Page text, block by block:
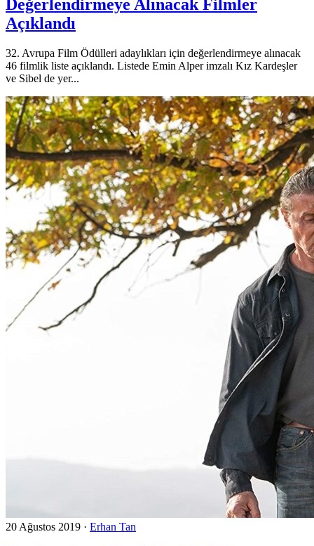
Değerlendirmeye Alınacak Filmler
Açıklandı
32. Avrupa Film Ödülleri adaylıkları için değerlendirmeye alınacak
46 filmlik liste açıklandı. Listede Emin Alper imzalı Kız Kardeşler
ve Sibel de yer...
20 Ağustos 2019 · Erhan Tan